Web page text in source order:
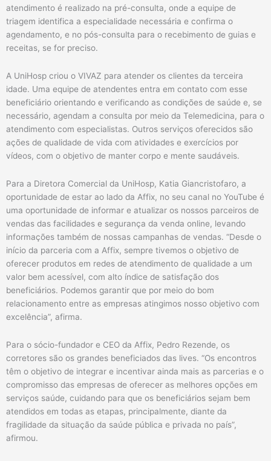
atendimento é realizado na pré-consulta, onde a equipe de
triagem identifica a especialidade necessária e confirma o
agendamento, e no pós-consulta para o recebimento de guias e
receitas, se for preciso.
A UniHosp criou o VIVAZ para atender os clientes da terceira
idade. Uma equipe de atendentes entra em contato com esse
beneficiário orientando e verificando as condições de saúde e, se
necessário, agendam a consulta por meio da Telemedicina, para o
atendimento com especialistas. Outros serviços oferecidos são
ações de qualidade de vida com atividades e exercícios por
vídeos, com o objetivo de manter corpo e mente saudáveis.
Para a Diretora Comercial da UniHosp, Katia Giancristofaro, a
oportunidade de estar ao lado da Affix, no seu canal no YouTube é
uma oportunidade de informar e atualizar os nossos parceiros de
vendas das facilidades e segurança da venda online, levando
informações também de nossas campanhas de vendas. “Desde o
início da parceria com a Affix, sempre tivemos o objetivo de
oferecer produtos em redes de atendimento de qualidade a um
valor bem acessível, com alto índice de satisfação dos
beneficiários. Podemos garantir que por meio do bom
relacionamento entre as empresas atingimos nosso objetivo com
excelência”, afirma.
Para o sócio-fundador e CEO da Affix, Pedro Rezende, os
corretores são os grandes beneficiados das lives. “Os encontros
têm o objetivo de integrar e incentivar ainda mais as parcerias e o
compromisso das empresas de oferecer as melhores opções em
serviços saúde, cuidando para que os beneficiários sejam bem
atendidos em todas as etapas, principalmente, diante da
fragilidade da situação da saúde pública e privada no país”,
afirmou.